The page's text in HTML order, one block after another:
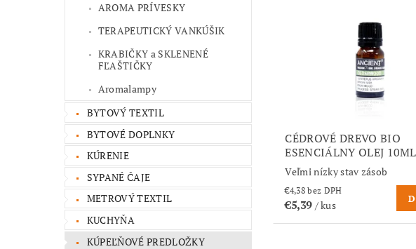
AROMA PRÍVESKY
TERAPEUTICKÝ VANKÚŠIK
KRABIČKY a SKLENENÉ
FĽAŠTIČKY
Aromalampy
BYTOVÝ TEXTIL
BYTOVÉ DOPLNKY
KÚRENIE
SYPANÉ ČAJE
METROVÝ TEXTIL
KUCHYŇA
KÚPEĽŇOVÉ PREDLOŽKY
CÉDROVÉ DREVO BIO
ESENCIÁLNY OLEJ 10ML
Veľmi nízky stav zásob
€4,38 bez DPH
€5,39 / kus